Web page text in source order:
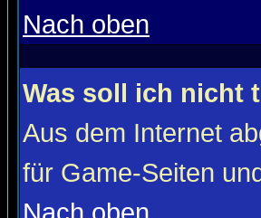
Nach oben
Was soll ich nicht
Aus dem Internet
für Game-Seiten